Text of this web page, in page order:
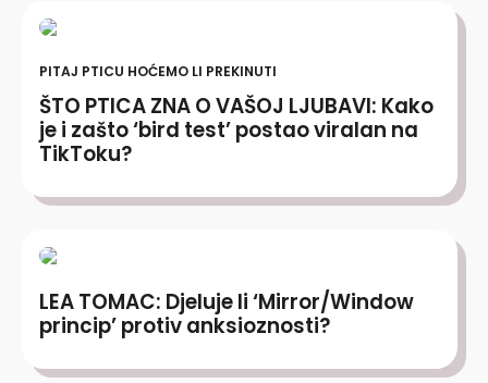
PITAJ PTICU HOĆEMO LI PREKINUTI
ŠTO PTICA ZNA O VAŠOJ LJUBAVI: Kako
je i zašto ‘bird test’ postao viralan na
TikToku?
LEA TOMAC: Djeluje li ‘Mirror/Window
princip’ protiv anksioznosti?